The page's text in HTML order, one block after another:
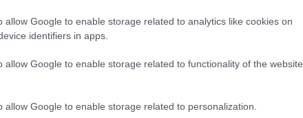
allow Google to enable storage related to analytics like cookies on
identifiers in apps.
allow Google to enable storage related to functionality of the website
allow Google to enable storage related to personalization.
news da